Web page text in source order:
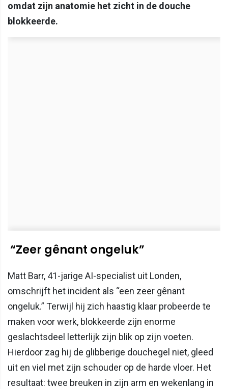
omdat zijn anatomie het zicht in de douche
blokkeerde.
“Zeer gênant ongeluk”
Matt Barr, 41-jarige AI-specialist uit Londen,
omschrijft het incident als “een zeer gênant
ongeluk.” Terwijl hij zich haastig klaar probeerde te
maken voor werk, blokkeerde zijn enorme
geslachtsdeel letterlijk zijn blik op zijn voeten.
Hierdoor zag hij de glibberige douchegel niet, gleed
uit en viel met zijn schouder op de harde vloer. Het
resultaat: twee breuken in zijn arm en wekenlang in